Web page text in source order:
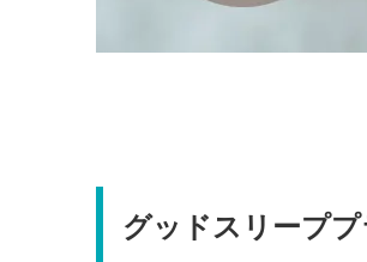
グッドスリープ